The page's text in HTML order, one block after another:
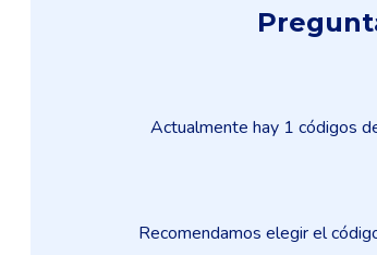
Actualmente hay 1 códigos
Recomendamos elegir el